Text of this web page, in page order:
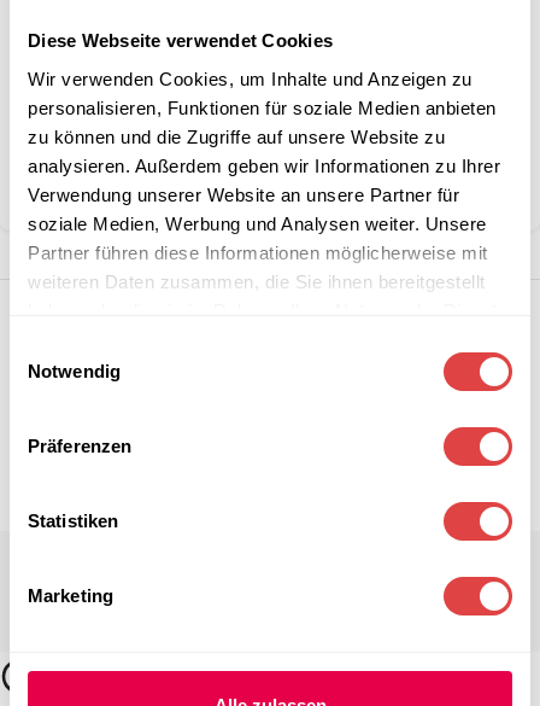
Diese Webseite verwendet Cookies
Wir verwenden Cookies, um Inhalte und Anzeigen zu
personalisieren, Funktionen für soziale Medien anbieten
zu können und die Zugriffe auf unsere Website zu
analysieren. Außerdem geben wir Informationen zu Ihrer
Verwendung unserer Website an unsere Partner für
soziale Medien, Werbung und Analysen weiter. Unsere
Partner führen diese Informationen möglicherweise mit
weiteren Daten zusammen, die Sie ihnen bereitgestellt
Notwendig
Präferenzen
Statistiken
Marketing
Artikelnummer:GU45100093
Kategorie: Gartenstühle und -sessel
Marke:
Gastro Uzal
Teilen: